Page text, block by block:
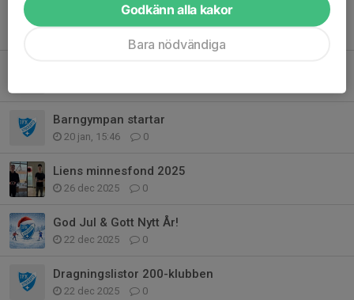
Årsmöte 2026
Barngympan startar
20 jan, 15:46 0
Liens minnesfond 2025
26 dec 2025 0
God Jul & Gott Nytt År!
22 dec 2025 0
Dragningslistor 200-klubben
22 dec 2025 0
Godkänn alla kakor
Bara nödvändiga